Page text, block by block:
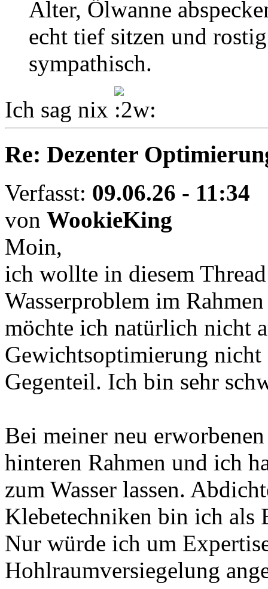
Alter, Ölwanne
echt tief sitzen und
sympathisch.
Ich sag nix
Re: Dezenter
Verfasst: 09.06.26 - 11:34
von WookieKing
Moin,
ich wollte in diesem
Wasserproblem im
möchte ich natürlich nicht
Gewichtsoptimierung nicht
Gegenteil. Ich bin sehr
Bei meiner neu
hinteren Rahmen und ich
zum Wasser lassen.
Klebetechniken bin ich als
Nur würde ich um
Hohlraumversiegelung